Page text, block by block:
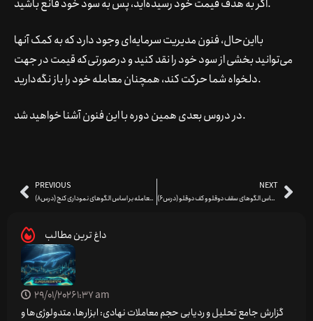
اگر به هدف قیمت خود رسیده‌اید، پس به سود خود قانع باشید.
بااین‌حال، فنون مدیریت سرمایه‌ای وجود دارد که به کمک آنها
می‌توانید بخشی از سود خود را نقد کنید و درصورتی‌که قیمت در جهت
دلخواه شما حرکت کند، همچنان معامله خود را باز نگه‌دارید.
در دروس بعدی همین دوره با این فنون آشنا خواهید شد.
PREVIOUS
نحوه معامله بر اساس الگوهای نموداری کنج (درس8)
NEXT
نحوه معامله بر اساس الگوهای سقف دوقلو و کف دوقلو (درس6)
داغ ترین مطالب
29/01/20261:37 am
گزارش جامع تحلیل و ردیابی حجم معاملات نهادی: ابزارها، متدولوژی‌ها و